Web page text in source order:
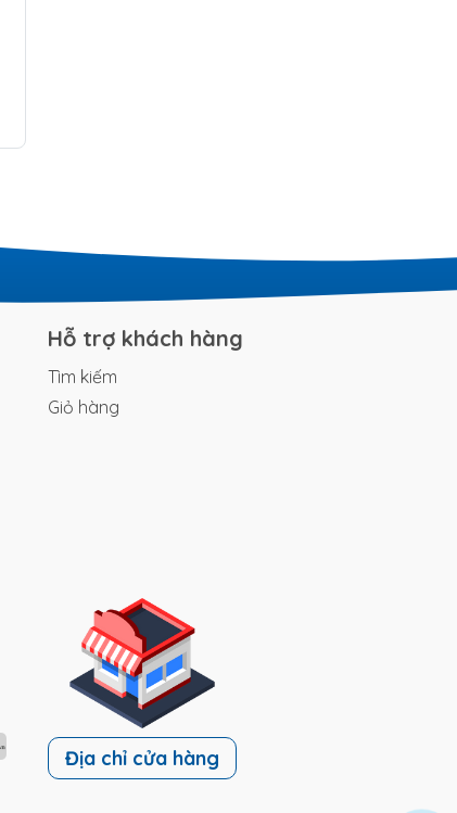
Hỗ trợ khách hàng
Tìm kiếm
Giỏ hàng
Địa chỉ cửa hàng